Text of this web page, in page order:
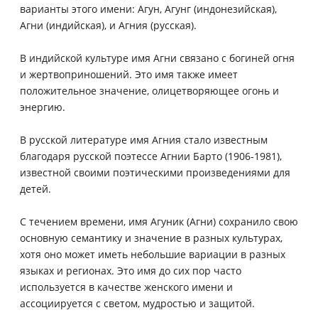
варианты этого имени: Агун, Агунг (индонезийская),
Агни (индийская), и Агния (русская).
В индийской культуре имя Агни связано с богиней огня
и жертвоприношений. Это имя также имеет
положительное значение, олицетворяющее огонь и
энергию.
В русской литературе имя Агния стало известным
благодаря русской поэтессе Агнии Барто (1906-1981),
известной своими поэтическими произведениями для
детей.
С течением времени, имя Агуник (Агни) сохранило свою
основную семантику и значение в разных культурах,
хотя оно может иметь небольшие вариации в разных
языках и регионах. Это имя до сих пор часто
используется в качестве женского имени и
ассоциируется с светом, мудростью и защитой.